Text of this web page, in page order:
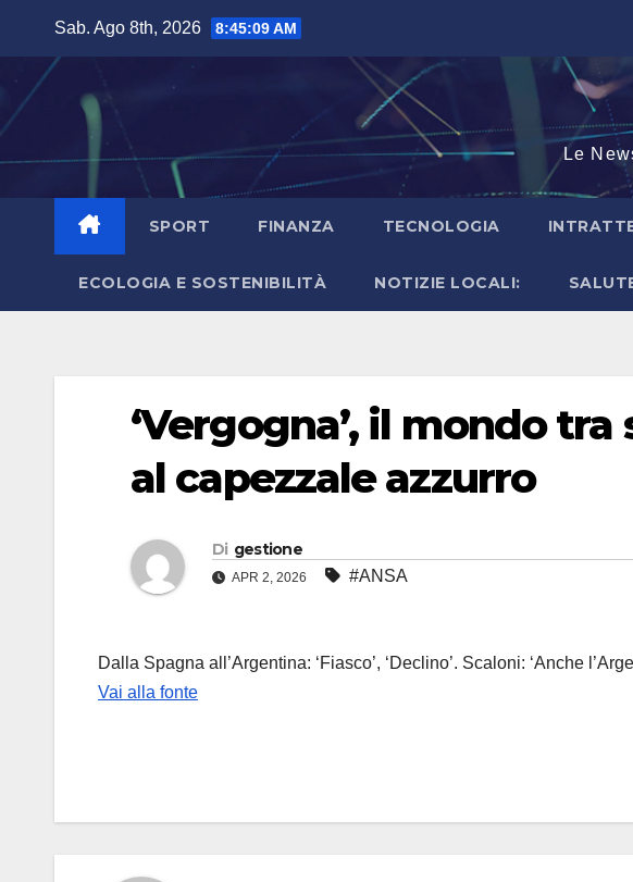
contenuto
Sab. Ago 8th, 2026 8:45:10 AM
Le
SPORT FINANZA TECNOLOGIA
ECOLOGIA E SOSTENIBILITÀ NOTIZIE LOCALI:
‘Vergogna’, il mondo
al capezzale azzurro
Di gestione
APR 2, 2026 #ANSA
Dalla Spagna all’Argentina: ‘Fiasco’, ‘Declino’. Scaloni: ‘Anche
Vai alla fonte